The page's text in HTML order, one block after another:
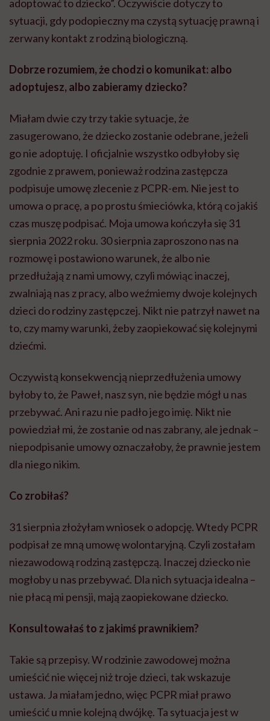
adoptować to dziecko”. Oczywiście dotyczy to
sytuacji, gdy podopieczny ma czystą sytuację prawną i
zerwany kontakt z rodziną biologiczną.
Dobrze rozumiem, że chodzi o komunikat: albo
adoptujesz, albo zabieramy dziecko?
Miałam dwie czy trzy takie sytuacje, że
zasugerowano, że dziecko zostanie odebrane, jeżeli
go nie adoptuję. I oficjalnie wszystko odbyłoby się
zgodnie z prawem, ponieważ rodzina zastępcza
podpisuje umowę zlecenie z PCPR-em. Nie jest to
umowa o pracę, a po prostu śmieciówka, którą co jakiś
czas muszę podpisać. Moja umowa kończyła się 31
sierpnia 2022 roku. 30 sierpnia zaproszono nas na
rozmowę i postawiono warunek, że albo nie
przedłużają z nami umowy, czyli mówiąc inaczej,
zwalniają nas z pracy, albo weźmiemy dwoje kolejnych
dzieci do rodziny zastępczej. Nikt nie patrzył nawet na
to, czy mamy warunki, żeby zaopiekować się kolejnymi
dziećmi.
Oczywistą konsekwencją nieprzedłużenia umowy
byłoby to, że Paweł, nasz syn, nie będzie mógł u nas
przebywać. Ani razu nie padło jego imię. Nikt nie
powiedział mi, że zostanie od nas zabrany, ale jednak –
niepodpisanie umowy oznaczałoby, że prawnie jestem
dla niego nikim.
Co zrobiłaś?
31 sierpnia złożyłam wniosek o adopcję. Wtedy PCPR
podpisał ze mną umowę wolontaryjną. Czyli zostałam
niezawodową rodziną zastępczą. Inaczej dziecko nie
mogłoby u nas przebywać. Dla nich sytuacja idealna –
nie płacą mi pensji, mają zaopiekowane dziecko.
Konsultowałaś to z jakimś prawnikiem?
Takie są przepisy. W rodzinie zawodowej można
umieścić nie więcej niż troje dzieci, tak wskazuje
ustawa. Ja miałam jedno, więc PCPR miał prawo
umieścić u mnie kolejną dwójkę. Ta sytuacja jest w